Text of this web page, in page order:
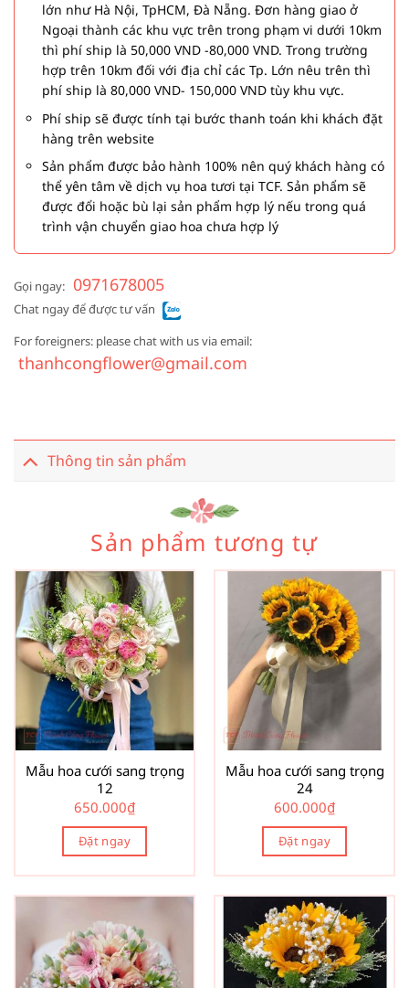
lớn như Hà Nội, TpHCM, Đà Nẵng. Đơn hàng giao ở
Ngoại thành các khu vực trên trong phạm vi dưới 10km
thì phí ship là 50,000 VND -80,000 VND. Trong trường
hợp trên 10km đối với địa chỉ các Tp. Lớn nêu trên thì
phí ship là 80,000 VND- 150,000 VND tùy khu vực.
Phí ship sẽ được tính tại bước thanh toán khi khách đặt
hàng trên website
Sản phẩm được bảo hành 100% nên quý khách hàng có
thể yên tâm về dịch vụ hoa tươi tại TCF. Sản phẩm sẽ
được đổi hoặc bù lại sản phẩm hợp lý nếu trong quá
trình vận chuyển giao hoa chưa hợp lý
Gọi ngay: 0971678005
Chat ngay để được tư vấn
For foreigners: please chat with us via email:
thanhcongflower@gmail.com
Thông tin sản phẩm
Sản phẩm tương tự
Mẫu hoa cưới sang trọng
12
650.000₫
Đặt ngay
Mẫu hoa cưới sang trọng
24
600.000₫
Đặt ngay